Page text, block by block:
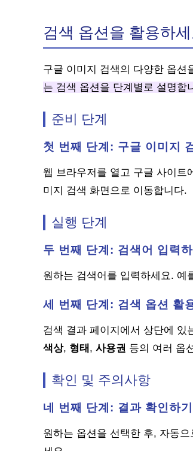
검색 옵션을 활용하세
구글 이미지 검색의 다양한 옵션
는 검색 옵션을 단계별로 설명합
준비 단계
첫 번째 단계: 구글 이미지
웹 브라우저를 열고 구글 사이트
미지 검색 화면으로 이동합니다.
실행 단계
두 번째 단계: 검색어 입력하
원하는 검색어를 입력하세요. 예
세 번째 단계: 검색 옵션 활
검색 결과 페이지에서 상단에 있
색상, 형태 , 사용권 등의 여러 옵
확인 및 주의사항
네 번째 단계: 결과 확인하기
원하는 옵션을 선택한 후, 자동